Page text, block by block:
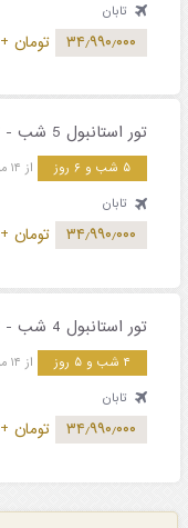
تابان
۳۴٫۹۹۰٫۰۰۰ تومان +
تور استانبول 5 شب - تابستان 1405
۵ شب و ۶ روز از ۱۴ مرداد ۱۴۰۵
تابان
۳۴٫۹۹۰٫۰۰۰ تومان +
تور استانبول 4 شب - تابستان 1405
۴ شب و ۵ روز از ۱۴ مرداد ۱۴۰۵
تابان
۳۴٫۹۹۰٫۰۰۰ تومان +